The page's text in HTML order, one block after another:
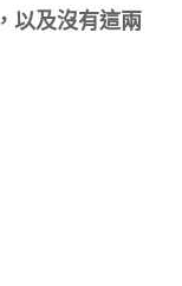
以及沒有這兩